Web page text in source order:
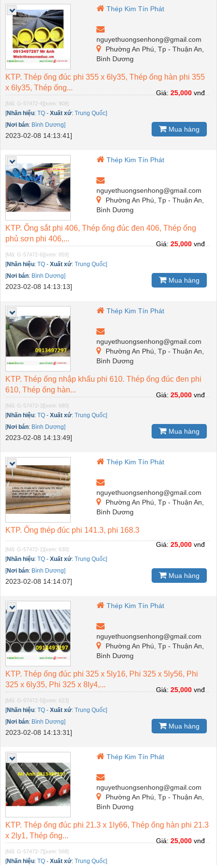
Thép Kim Tín Phát
nguyethuongsenhong@gmail.com
Phường An Phú, Tp - Thuận An,
Bình Dương
KTP. Thép ống đúc phi 355 x 6ly35, Thép ống hàn phi 355
x 6ly35, Thép ống...
[Mã: G-57472-4][xem: 908]
[Nhãn hiệu: TQ - Xuất xứ: Trung Quốc]
[Nơi bán: Bình Dương]
2023-02-08 14:13:41]
Giá: 25,000 vnđ
Mua hàng
Thép Kim Tín Phát
nguyethuongsenhong@gmail.com
Phường An Phú, Tp - Thuận An,
Bình Dương
KTP. Ống sắt phi 406, Thép ống đúc đen 406, Thép ống
phủ sơn phi 406,...
[Mã: G-57472-6][xem: 859]
[Nhãn hiệu: TQ - Xuất xứ: Trung Quốc]
[Nơi bán: Bình Dương]
2023-02-08 14:13:13]
Giá: 25,000 vnđ
Mua hàng
Thép Kim Tín Phát
nguyethuongsenhong@gmail.com
Phường An Phú, Tp - Thuận An,
Bình Dương
KTP. Thép ống nhập khẩu phi 610. Thép ống đúc đen phi
610, Thép ống hàn...
[Mã: G-57472-3][xem: 680]
[Nhãn hiệu: TQ - Xuất xứ: Trung Quốc]
[Nơi bán: Bình Dương]
2023-02-08 14:13:49]
Giá: 25,000 vnđ
Mua hàng
Thép Kim Tín Phát
nguyethuongsenhong@gmail.com
Phường An Phú, Tp - Thuận An,
Bình Dương
KTP. Ống thép đúc phi 141.3, phi 168.3
[Mã: G-57472-1][xem: 630]
[Nhãn hiệu: TQ - Xuất xứ: Trung Quốc]
[Nơi bán: Bình Dương]
2023-02-08 14:14:07]
Giá: 25,000 vnđ
Mua hàng
Thép Kim Tín Phát
nguyethuongsenhong@gmail.com
Phường An Phú, Tp - Thuận An,
Bình Dương
KTP. Thép ống đúc phi 325 x 5ly16, Phi 325 x 5ly56, Phi
325 x 6ly35, Phi 325 x 8ly4,...
[Mã: G-57472-5][xem: 623]
[Nhãn hiệu: TQ - Xuất xứ: Trung Quốc]
[Nơi bán: Bình Dương]
2023-02-08 14:13:31]
Giá: 25,000 vnđ
Mua hàng
Thép Kim Tín Phát
nguyethuongsenhong@gmail.com
Phường An Phú, Tp - Thuận An,
Bình Dương
KTP. Thép ống đúc phi 21.3 x 1ly66, Thép ống hàn phi 21.3
x 2ly1, Thép ống...
[Mã: G-57472-7][xem: 568]
[Nhãn hiệu: TQ - Xuất xứ: Trung Quốc]
Giá: 25,000 vnđ